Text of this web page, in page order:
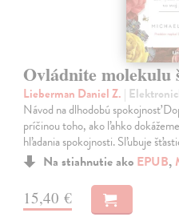
Ovládnite molekulu
Lieberman Daniel Z. |
Návod na dlhodobú spokojnosť
príčinou toho, ako ľahko
hľadania spokojnosti. Sľubuje
Na stiahnutie ako EPUB,
15,40 €